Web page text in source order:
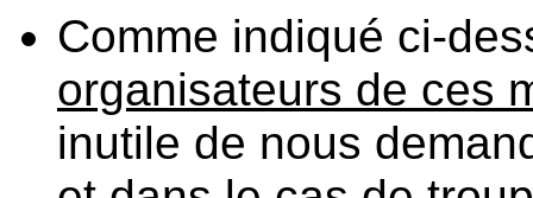
Comme indiqué ci-
organisateurs de ces
inutile de nous